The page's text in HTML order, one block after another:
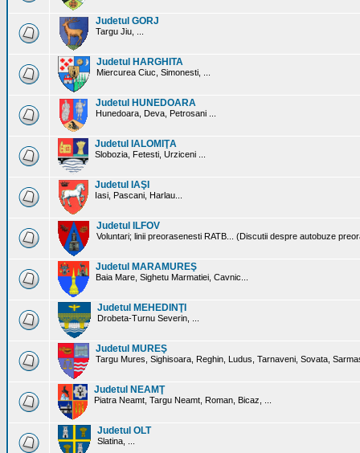
Judetul GORJ
Targu Jiu, ...
Judetul HARGHITA
Miercurea Ciuc, Simonesti, ...
Judetul HUNEDOARA
Hunedoara, Deva, Petrosani ...
Judetul IALOMIŢA
Slobozia, Fetesti, Urziceni ...
Judetul IAŞI
Iasi, Pascani, Harlau...
Judetul ILFOV
Voluntari; linii preorasenesti RATB... (Discutii despre autobuze
Judetul MARAMUREŞ
Baia Mare, Sighetu Marmatiei, Cavnic...
Judetul MEHEDINŢI
Drobeta-Turnu Severin, ...
Judetul MUREŞ
Targu Mures, Sighisoara, Reghin, Ludus, Tarnaveni, Sovata,
Judetul NEAMŢ
Piatra Neamt, Targu Neamt, Roman, Bicaz, ...
Judetul OLT
Slatina, ...